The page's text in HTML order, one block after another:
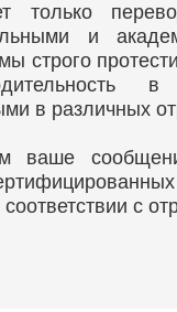
только
и
строго
в
в различных
ваше
с